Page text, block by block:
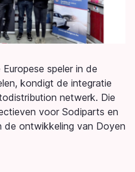
speler in de
kondigt de integratie
netwerk. Die
voor Sodiparts en
de ontwikkeling van Doyen